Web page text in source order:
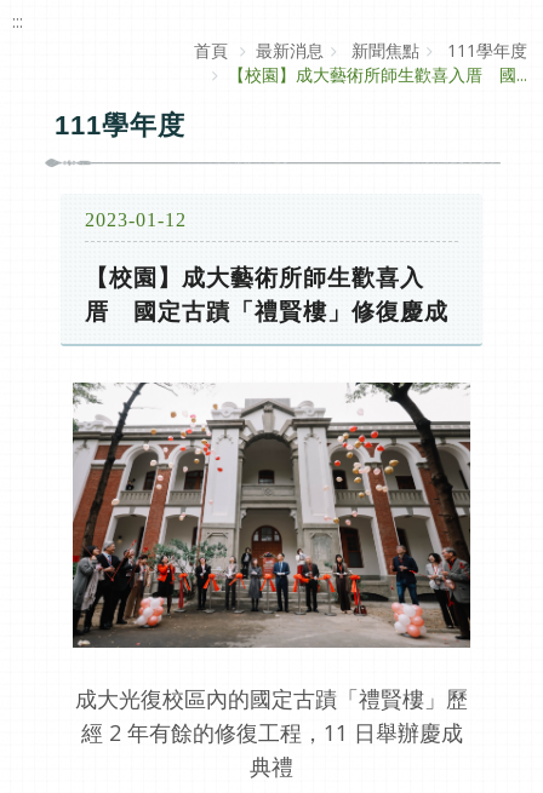
:::
首頁
最新消息 新聞焦點
111學年度
【校園】成大藝術所師生歡喜入厝 國...
111學年度
2023-01-12
【校園】成大藝術所師生歡喜入
厝 國定古蹟「禮賢樓」修復慶成
成大光復校區內的國定古蹟「禮賢樓」歷
經 2 年有餘的修復工程，11 日舉辦慶成
典禮